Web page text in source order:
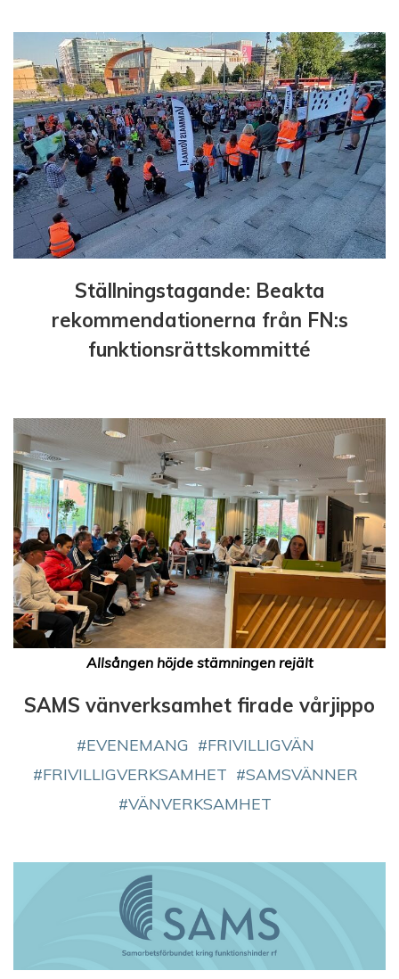
n
g
Ställningstagande: Beakta
rekommendationerna från FN:s
funktionsrättskommitté
Allsången höjde stämningen rejält
SAMS vänverksamhet firade vårjippo
EVENEMANG
FRIVILLIGVÄN
FRIVILLIGVERKSAMHET
SAMSVÄNNER
VÄNVERKSAMHET